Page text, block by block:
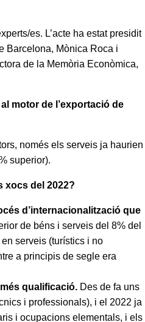
es. L’acte ha estat presidit
Barcelona, Mònica Roca i
de la Memòria Econòmica,
motor de l’exportació de
només els serveis ja haurien
superior).
xocs del 2022?
d’internacionalització que
de béns i serveis del 8% del
serveis (turístics i no
a principis de segle era
qualificació. Des de fa uns
i professionals), i el 2022 ja
i ocupacions elementals, i els